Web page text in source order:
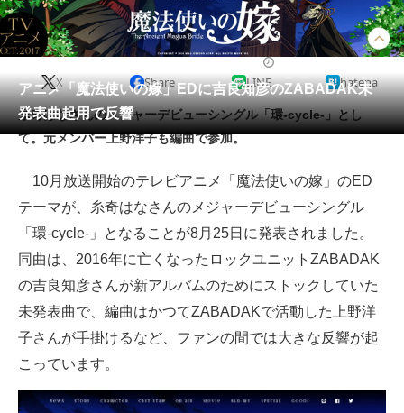
住まい 教育・育児
動物 リサーチ
会員記事
メディア
ITの今と未来を見通す
スマホと通信の最新トレンド
進化するPCとデバイスの未来
好きが集まる 比べて選べる
ビジネスと働き方のヒント
AI活用のいまが分かる
アニメ「魔法使いの嫁」EDに吉良知彦のZABADAK未
発表曲起用で反響
X Share LINE hatena
糸奇はなさんのメジャーデビューシングル「環-cycle-」とし
て。元メンバー上野洋子も編曲で参加。
10月放送開始のテレビアニメ「魔法使いの嫁」のED
テーマが、糸奇はなさんのメジャーデビューシングル
「環-cycle-」となることが8月25日に発表されました。
同曲は、2016年に亡くなったロックユニットZABADAK
の吉良知彦さんが新アルバムのためにストックしていた
未発表曲で、編曲はかつてZABADAKで活動した上野洋
子さんが手掛けるなど、ファンの間では大きな反響が起
こっています。